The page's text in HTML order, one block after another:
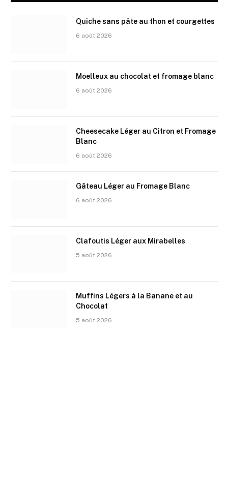
Quiche sans pâte au thon et courgettes
6 août 2026
Moelleux au chocolat et fromage blanc
6 août 2026
Cheesecake Léger au Citron et Fromage
Blanc
6 août 2026
Gâteau Léger au Fromage Blanc
6 août 2026
Clafoutis Léger aux Mirabelles
5 août 2026
Muffins Légers à la Banane et au
Chocolat
5 août 2026